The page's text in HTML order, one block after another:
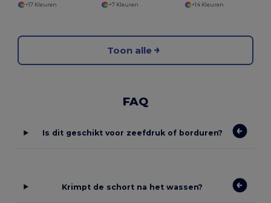
+17 Kleuren
+7 Kleuren
+14 Kleuren
Toon alle
FAQ
Is dit geschikt voor zeefdruk of borduren?
Krimpt de schort na het wassen?